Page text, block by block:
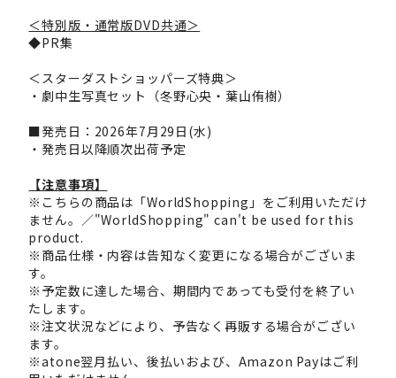
＜特別版・通常版DVD共通＞
◆PR集
＜スターダストショッパーズ特典＞
・劇中生写真セット（冬野心央・葉山侑樹）
■発売日：2026年7月29日(水)
・発売日以降順次出荷予定
【注意事項】
※こちらの商品は「WorldShopping」をご利用いただけ
ません。／"WorldShopping" can't be used for this
product.
※商品仕様・内容は告知なく変更になる場合がございま
す。
※予定数に達した場合、期間内であっても受付を終了い
たします。
※注文状況などにより、予告なく再販する場合がござい
ます。
※atone翌月払い、後払いおよび、Amazon Payはご利